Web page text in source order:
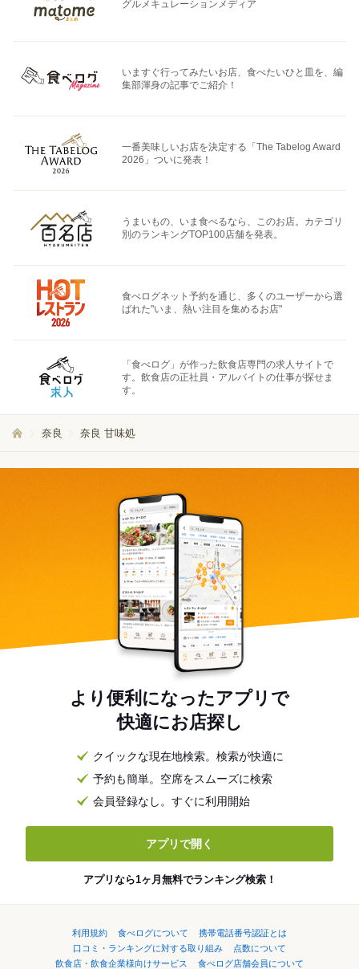
グルメキュレーションメディア
いますぐ行ってみたいお店、食べたいひと皿を、編
集部渾身の記事でご紹介！
一番美味しいお店を決定する「The Tabelog Award
2026」ついに発表！
うまいもの、いま食べるなら、このお店。カテゴリ
別のランキングTOP100店舗を発表。
食べログネット予約を通じ、多くのユーザーから選
ばれた"いま、熱い注目を集めるお店"
「食べログ」が作った飲食店専門の求人サイトで
す。飲食店の正社員・アルバイトの仕事が探せま
す。
奈良 奈良 甘味処
より便利になったアプリで
快適にお店探し
クイックな現在地検索。検索が快適に
予約も簡単。空席をスムーズに検索
会員登録なし。すぐに利用開始
アプリで開く
アプリなら1ヶ月無料でランキング検索！
利用規約 食べログについて
携帯電話番号認証とは
口コミ・ランキングに対する取り組み
点数について
飲食店・飲食企業様向けサービス
食べログ店舗会員について